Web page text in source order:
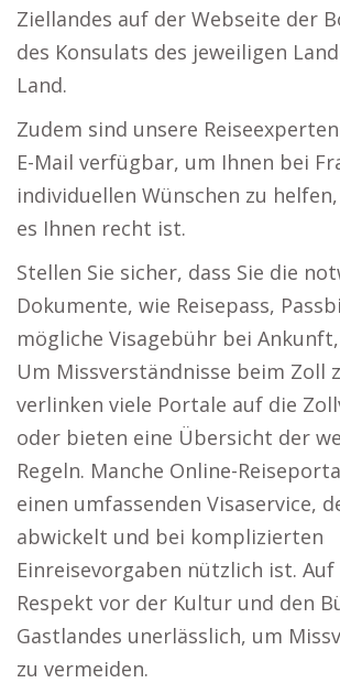
Ziellandes auf der Webseite der
des Konsulats des jeweiligen
Land.
Zudem sind unsere
E-Mail verfügbar, um Ihnen bei
individuellen Wünschen zu
es Ihnen recht ist.
Stellen Sie sicher, dass Sie die
Dokumente, wie Reisepass,
mögliche Visagebühr bei
Um Missverständnisse beim Zoll
verlinken viele Portale auf die
oder bieten eine Übersicht der
Regeln. Manche Online-
einen umfassenden Visaservice,
abwickelt und bei komplizierten
Einreisevorgaben nützlich ist.
Respekt vor der Kultur und den
Gastlandes unerlässlich, um
zu vermeiden.